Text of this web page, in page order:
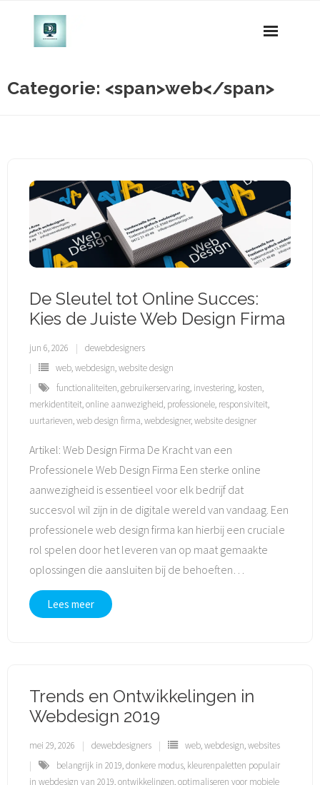
Categorie: <span>web</span>
De Sleutel tot Online Succes:
Kies de Juiste Web Design Firma
jun 6, 2026
dewebdesigners
web,webdesign,website design
functionaliteiten,gebruikerservaring, investering, kosten,
merkidentiteit,online aanwezigheid, professionele, responsiviteit,
uurtarieven,web design firma,webdesigner,website designer
Artikel: Web Design Firma De Kracht van een
Professionele Web Design Firma Een sterke online
aanwezigheid is essentieel voor elk bedrijf dat
succesvol wil zijn in de digitale wereld van vandaag. Een
professionele web design firma kan hierbij een cruciale
rol spelen door het leveren van op maat gemaakte
oplossingen die aansluiten bij de behoeften…
Lees meer
Trends en Ontwikkelingen in
Webdesign 2019
mei 29, 2026 dewebdesigners web,webdesign,websites
belangrijk in 2019,donkere modus, kleurenpaletten populair
in webdesign van 2019,ontwikkelingen,optimaliseren voor mobiele